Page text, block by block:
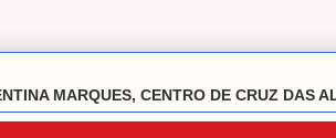
MARQUES, CENTRO DE CRUZ DAS